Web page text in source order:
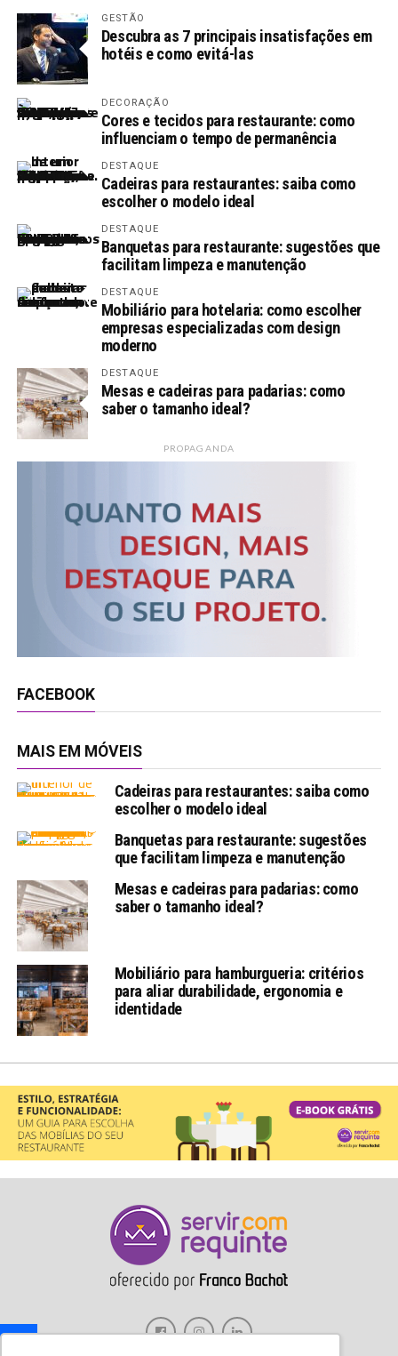
GESTÃO
Descubra as 7 principais insatisfações em
hotéis e como evitá-las
DECORAÇÃO
Cores e tecidos para restaurante: como
influenciam o tempo de permanência
DESTAQUE
Cadeiras para restaurantes: saiba como
escolher o modelo ideal
DESTAQUE
Banquetas para restaurante: sugestões que
facilitam limpeza e manutenção
DESTAQUE
Mobiliário para hotelaria: como escolher
empresas especializadas com design
moderno
DESTAQUE
Mesas e cadeiras para padarias: como
saber o tamanho ideal?
PROPAGANDA
FACEBOOK
MAIS EM MÓVEIS
Cadeiras para restaurantes: saiba como
escolher o modelo ideal
Banquetas para restaurante: sugestões
que facilitam limpeza e manutenção
Mesas e cadeiras para padarias: como
saber o tamanho ideal?
Mobiliário para hamburgueria: critérios
para aliar durabilidade, ergonomia e
identidade